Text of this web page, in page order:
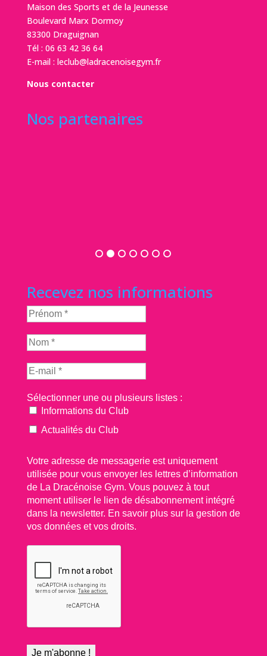
Maison des Sports et de la Jeunesse
Boulevard Marx Dormoy
83300 Draguignan
Tél : 06 63 42 36 64
E-mail : leclub@ladracenoisegym.fr
Nous contacter
Nos partenaires
Recevez nos informations
Sélectionner une ou plusieurs listes :
Informations du Club
Actualités du Club
Votre adresse de messagerie est uniquement
utilisée pour vous envoyer les lettres d’information
de La Dracénoise Gym. Vous pouvez à tout
moment utiliser le lien de désabonnement intégré
dans la newsletter. En savoir plus sur la gestion de
vos données et vos droits.